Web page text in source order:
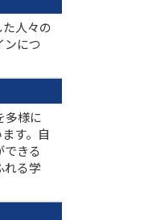
人々の
ンにつ
多様に
す。自
きる
れる学